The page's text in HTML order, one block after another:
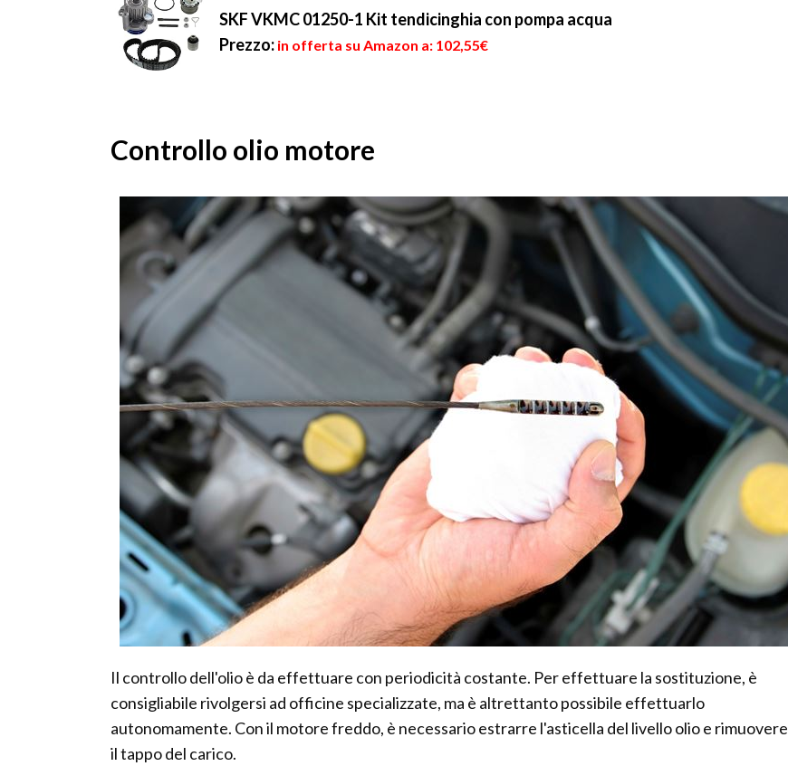
SKF VKMC 01250-1 Kit tendicinghia con pompa acqua
Prezzo: in offerta su Amazon a: 102,55€
Controllo olio motore
Il controllo dell'olio è da effettuare con periodicità costante. Per effettuare la sostituzione, è
consigliabile rivolgersi ad officine specializzate, ma è altrettanto possibile effettuarlo
autonomamente. Con il motore freddo, è necessario estrarre l'asticella del livello olio e rimuovere
il tappo del carico.